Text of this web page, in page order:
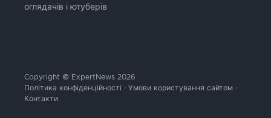
оглядачів і ютуберів
Copyright © ExpertNews 2026
Політика конфіденційності · Умови користування сайтом ·
Контакти